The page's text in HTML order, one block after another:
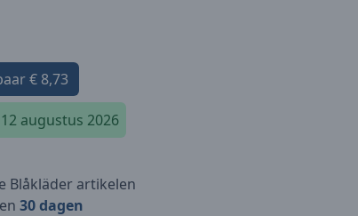
€ 8,73
12 augustus 2026
Blåkläder artikelen
30 dagen